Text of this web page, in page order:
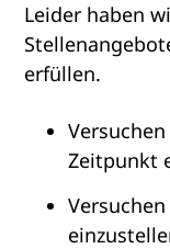
Leider haben
erfüllen.
Zeitpunkt